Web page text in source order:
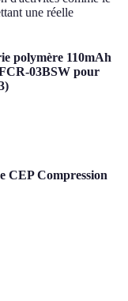
une réelle
polymère 110mAh
03BSW pour
CEP Compression